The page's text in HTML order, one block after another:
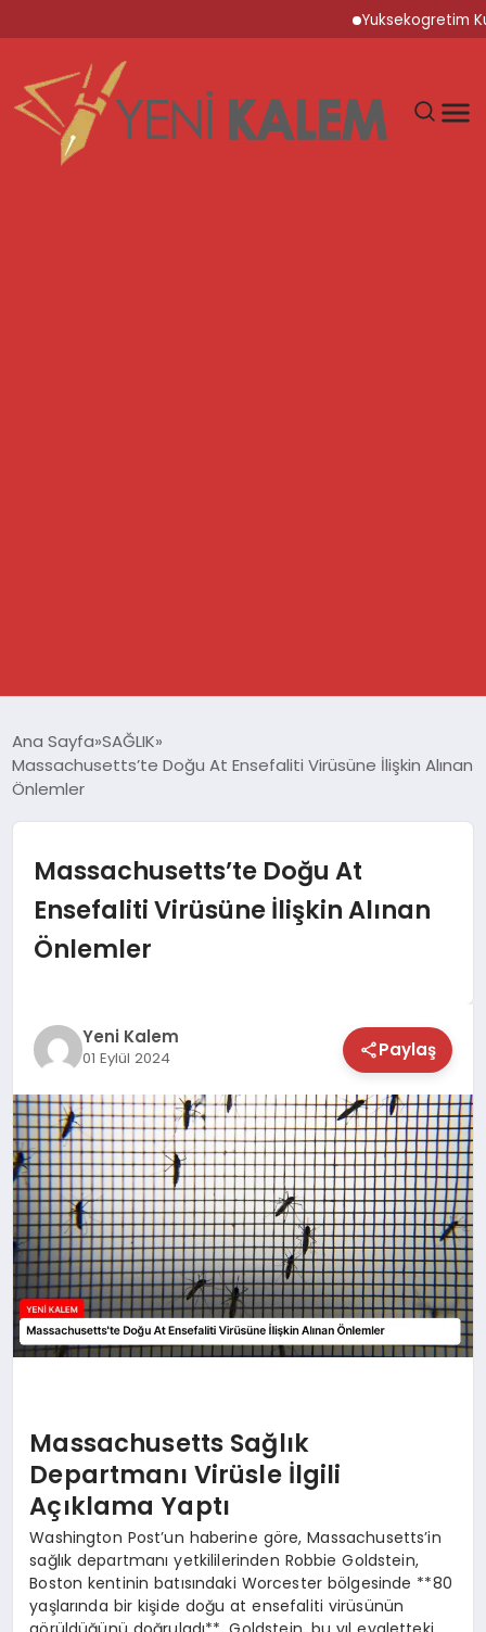
Yuksekogretim
SPOR
YAŞAM
SAĞLIK
MAGAZİN
EĞİTİM
Ana Sayfa SAĞLIK
Massachusetts’te Doğu At Ensefaliti Virüsüne İlişkin Alınan
Önlemler
Massachusetts’te Doğu At
Ensefaliti Virüsüne İlişkin Alınan
Önlemler
Yeni Kalem
01 Eylül 2024 Paylaş
Massachusetts Sağlık
Departmanı Virüsle İlgili
Açıklama Yaptı
Washington Post’un haberine göre, Massachusetts’in
sağlık departmanı yetkililerinden Robbie Goldstein,
Boston kentinin batısındaki Worcester bölgesinde **80
yaşlarında bir kişide doğu at ensefaliti virüsünün